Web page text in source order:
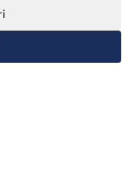
e il territorio